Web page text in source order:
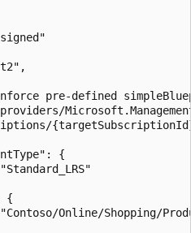
pre-defined
{
{
Online/Shopping/